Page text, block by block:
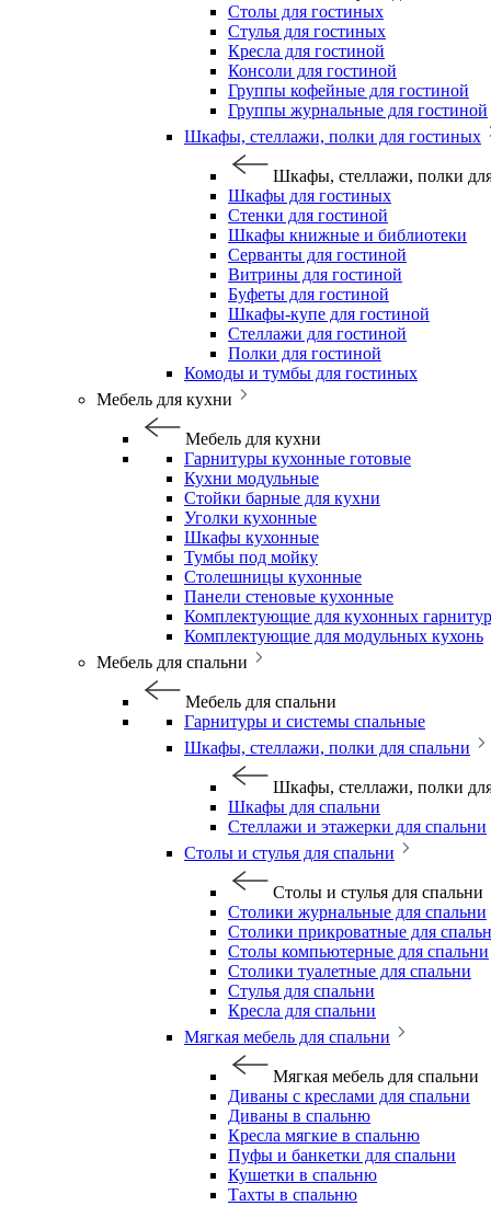
Столы для гостиных
Стулья для гостиных
Кресла для гостиной
Консоли для гостиной
Группы кофейные для гостиной
Группы журнальные для гостиной
Шкафы, стеллажи, полки для гостиных
Шкафы, стеллажи, полки
Шкафы для гостиных
Стенки для гостиной
Шкафы книжные и библиотеки
Серванты для гостиной
Витрины для гостиной
Буфеты для гостиной
Шкафы-купе для гостиной
Стеллажи для гостиной
Полки для гостиной
Комоды и тумбы для гостиных
Мебель для кухни
Мебель для кухни
Гарнитуры кухонные готовые
Кухни модульные
Стойки барные для кухни
Уголки кухонные
Шкафы кухонные
Тумбы под мойку
Столешницы кухонные
Панели стеновые кухонные
Комплектующие для кухонных
Комплектующие для модульных кухонь
Мебель для спальни
Мебель для спальни
Гарнитуры и системы спальные
Шкафы, стеллажи, полки для спальни
Шкафы, стеллажи, полки
Шкафы для спальни
Стеллажи и этажерки для спальни
Столы и стулья для спальни
Столы и стулья для спальни
Столики журнальные для спальни
Столики прикроватные для
Столы компьютерные для спальни
Столики туалетные для спальни
Стулья для спальни
Кресла для спальни
Мягкая мебель для спальни
Мягкая мебель для спальни
Диваны с креслами для спальни
Диваны в спальню
Кресла мягкие в спальню
Пуфы и банкетки для спальни
Кушетки в спальню
Тахты в спальню